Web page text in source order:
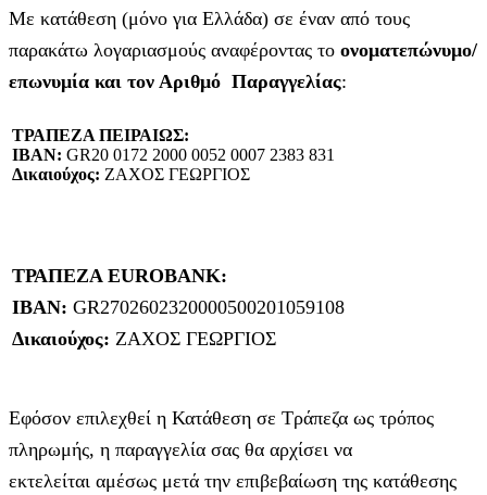
Με κατάθεση (μόνο για Ελλάδα) σε έναν από τους
παρακάτω λογαριασμούς αναφέροντας το ονοματεπώνυμο/
επωνυμία και τον Αριθμό Παραγγελίας:
ΤΡΑΠΕΖΑ ΠΕΙΡΑΙΩΣ:
IBAN: GR20 0172 2000 0052 0007 2383 831
Δικαιούχος: ΖΑΧΟΣ ΓΕΩΡΓΙΟΣ
ΤΡΑΠΕΖΑ EUROBANK:
IBAN: GR2702602320000500201059108
Δικαιούχος: ΖΑΧΟΣ ΓΕΩΡΓΙΟΣ
Εφόσον επιλεχθεί η Κατάθεση σε Τράπεζα ως τρόπος
πληρωμής, η παραγγελία σας θα αρχίσει να
εκτελείται αμέσως μετά την επιβεβαίωση της κατάθεσης